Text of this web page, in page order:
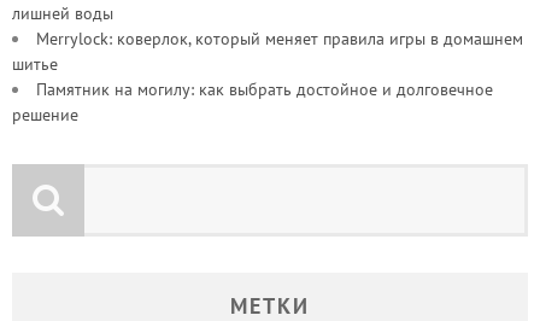
лишней воды
Merrylock: коверлок, который меняет правила игры в домашнем
шитье
Памятник на могилу: как выбрать достойное и долговечное
решение
МЕТКИ